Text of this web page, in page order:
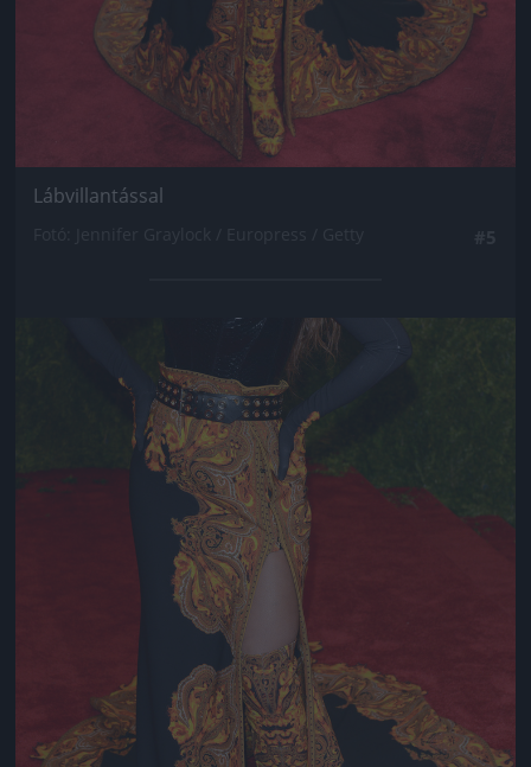
Lábvillantással
Jön még kép!